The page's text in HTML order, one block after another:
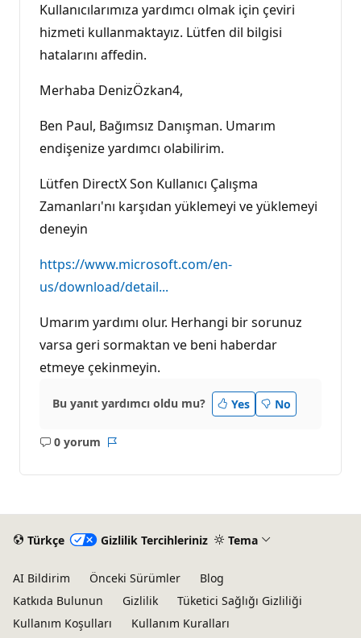
Kullanıcılarımıza yardımcı olmak için çeviri
hizmeti kullanmaktayız. Lütfen dil bilgisi
hatalarını affedin.
Merhaba DenizÖzkan4,
Ben Paul, Bağımsız Danışman. Umarım
endişenize yardımcı olabilirim.
Lütfen DirectX Son Kullanıcı Çalışma
Zamanları'nı karşıdan yüklemeyi ve yüklemeyi
deneyin
https://www.microsoft.com/en-
us/download/detail...
Umarım yardımı olur. Herhangi bir sorunuz
varsa geri sormaktan ve beni haberdar
etmeye çekinmeyin.
Bu yanıt yardımcı oldu mu? Yes No
0 yorum
Açıklama
Türkçe Gizlilik Tercihleriniz Tema
AI Bildirim Önceki Sürümler
Blog
Katkıda Bulunun
Gizlilik
Tüketici Sağlığı Gizliliği
Kullanım Koşulları
Kullanım Kuralları